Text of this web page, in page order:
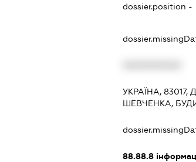
dossier.position -
УКРАЇНА,
ШЕВЧЕНКА,
88.88.8